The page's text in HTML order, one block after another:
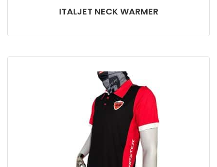
ITALJET NECK WARMER